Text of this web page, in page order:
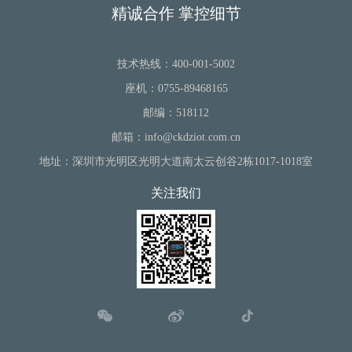
精诚合作 掌控细节
技术热线：400-001-5002
座机：0755-89468165
邮编：518112
邮箱：info@ckdziot.com.cn
地址：深圳市光明区光明大道南太云创谷2栋1017-1018室
关注我们